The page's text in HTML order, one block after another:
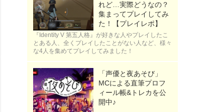
れど…実際どうなの？
集まってプレイしてみ
た！【プレイレポ】
『Identity V 第五人格』が好きな人やプレイしたこ
とある人、全くプレイしたことがない人など、様々
な4人を集めてプレイしてみました！
「声優と夜あそび」
MCによる直筆プロフ
ィール帳&トレカを公
開中♪